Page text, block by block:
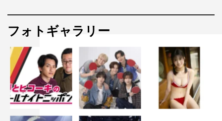
そして安井は「僕たちは、とっても楽しい時間でした。ま
た遊びましょう」と残し、阿部は裏方のスタッフや会場に
いないファンの力も含めて自分たちがいられると前置きし
て「これからも、苦しいことがあってもみんなで笑い合え
る未来が来るように、僕たちはがんばっていきたいと思い
ます。今日はありがとうございました！」と声を張った。
目を潤ませ、充実した表情で武道館のファンに手を振って
フォトギャラリー